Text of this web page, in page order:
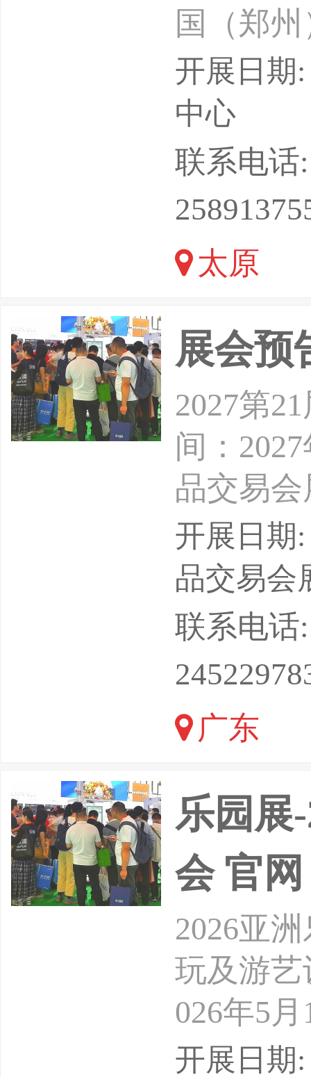
国（郑
产业链发
郑州·中
题：聚
限
开展日期
中心
联系电话
太原
展会预
2027第
间：
品交易
有限公
公司
+买家，
施展（
球项目
和品牌
开展日期
品交易会
联系电话
广东
乐园展
会 官网
2026亚
玩及游艺
026年5
会馆规模
开展日期